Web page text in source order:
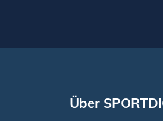
Über